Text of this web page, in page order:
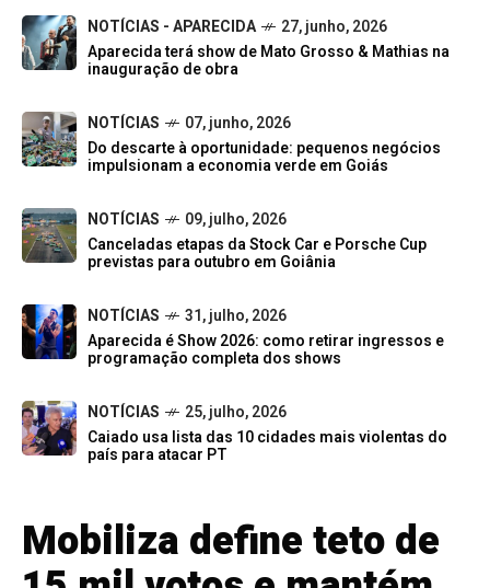
NOTÍCIAS - APARECIDA
27, junho, 2026
Aparecida terá show de Mato Grosso & Mathias na
inauguração de obra
NOTÍCIAS
07, junho, 2026
Do descarte à oportunidade: pequenos negócios
impulsionam a economia verde em Goiás
NOTÍCIAS
09, julho, 2026
Canceladas etapas da Stock Car e Porsche Cup
previstas para outubro em Goiânia
NOTÍCIAS
31, julho, 2026
Aparecida é Show 2026: como retirar ingressos e
programação completa dos shows
NOTÍCIAS
25, julho, 2026
Caiado usa lista das 10 cidades mais violentas do
país para atacar PT
Mobiliza define teto de